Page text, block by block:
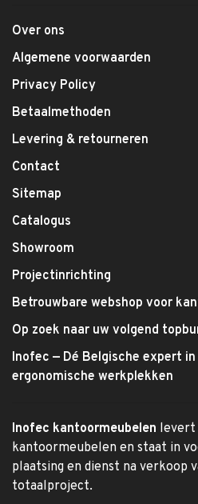
Over ons
Algemene voorwaarden
Privacy Policy
Betaalmethoden
Levering & retourneren
Contact
Sitemap
Catalogus
Showroom
Projectinrichting
Betrouwbare webshop voor
Op zoek naar uw volgend
Inofec — Dé Belgische expert
ergonomische werkplekken
Inofec kantoormeubelen levert
kantoormeubelen en staat in
plaatsing en dienst na verkoop
totaalproject.